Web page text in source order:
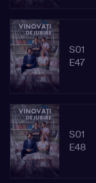
S01
E47
S01
E48